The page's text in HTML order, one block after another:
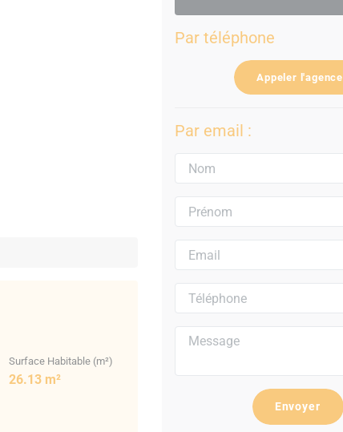
Surface Habitable (m²)
26.13 m²
Par téléphone
Appeler l'agence
Par email :
Envoyer